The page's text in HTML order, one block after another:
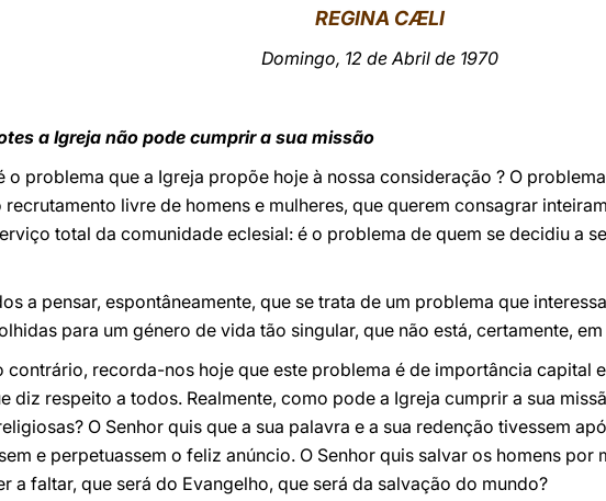
REGINA CÆLI
Domingo, 12 de Abril de 1970
a Igreja não pode cumprir a sua missão
o problema que a Igreja propõe hoje à nossa consideração ? O
livre de homens e mulheres, que querem consagrar
total da comunidade eclesial: é o problema de quem se decidiu a
a pensar, espontâneamente, que se trata de um problema que
para um género de vida tão singular, que não está, certamente,
contrário, recorda-nos hoje que este problema é de importância capital
diz respeito a todos. Realmente, como pode a Igreja cumprir a sua
O Senhor quis que a sua palavra e a sua redenção tivessem
e perpetuassem o feliz anúncio. O Senhor quis salvar os homens por
a faltar, que será do Evangelho, que será da salvação do mundo?